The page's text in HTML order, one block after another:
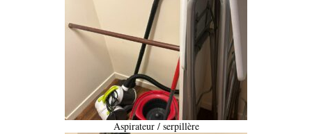
Aspirateur / serpillère